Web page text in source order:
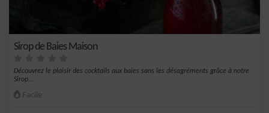
Sirop de Baies Maison
Découvrez le plaisir des cocktails aux baies sans les désagréments grâce à notre
Sirop...
Facile